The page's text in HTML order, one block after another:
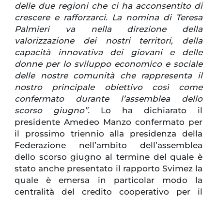
delle due regioni che ci ha acconsentito di
crescere e rafforzarci. La nomina di Teresa
Palmieri va nella direzione della
valorizzazione dei nostri territori, della
capacità innovativa dei giovani e delle
donne per lo sviluppo economico e sociale
delle nostre comunità che rappresenta il
nostro principale obiettivo così come
confermato durante l’assemblea dello
scorso giugno”. Lo ha dichiarato il
presidente Amedeo Manzo confermato per
il prossimo triennio alla presidenza della
Federazione nell’ambito dell’assemblea
dello scorso giugno al termine del quale è
stato anche presentato il rapporto Svimez la
quale è emersa in particolar modo la
centralità del credito cooperativo per il